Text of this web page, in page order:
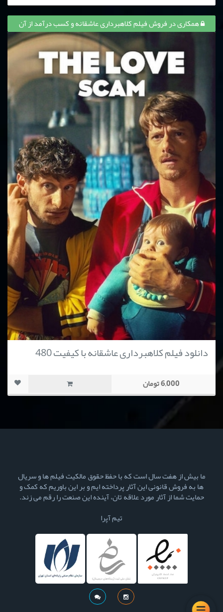
همکاری در فروش فیلم کلاهبرداری عاشقانه و کسب درآمد از آن
دانلود فیلم کلاهبرداری عاشقانه با کیفیت 480
6,000 تومان
ما بیش از هفت سال است که با حفظ حقوق مالکیت فیلم ها و سریال
ها به فروش قانونی این آثار پرداخته ایم و بر این باوریم که کمک و
حمایت شما از آثار مورد علاقه تان، آینده این صنعت را رقم می زند.
تیم آپرا